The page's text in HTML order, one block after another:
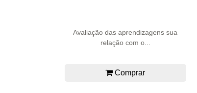
Avaliação das aprendizagens sua
relação com o...
Comprar